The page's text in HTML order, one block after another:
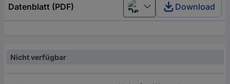
Datenblatt (PDF) Deutsch (Deutschland)
Download
Nicht verfügbar